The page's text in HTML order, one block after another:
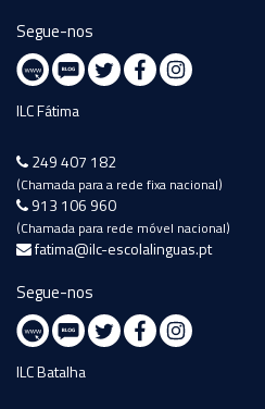
Segue-nos
ILC Fátima
249 407 182
(Chamada para a rede fixa nacional)
913 106 960
(Chamada para rede móvel nacional)
fatima@ilc-escolalinguas.pt
Segue-nos
ILC Batalha